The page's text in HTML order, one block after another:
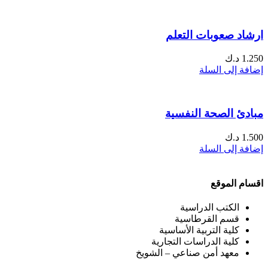
ارشاد صعوبات التعلم
1.250 د.ك
إضافة إلى السلة
مبادئ الصحة النفسية
1.500 د.ك
إضافة إلى السلة
اقسام الموقع
الكتب الدراسية
قسم القرطاسية
كلية التربية الأساسية
كلية الدراسات التجارية
معهد أمن صناعي – الشويخ